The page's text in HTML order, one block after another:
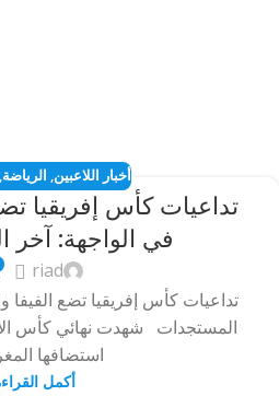
أخبار اللاعبين, الرياضة
تداعيات كأس إفريقيا
في الواجهة: آخر
riad
تداعيات كأس إفريقيا تضع الفيفا
استضافها
أكمل